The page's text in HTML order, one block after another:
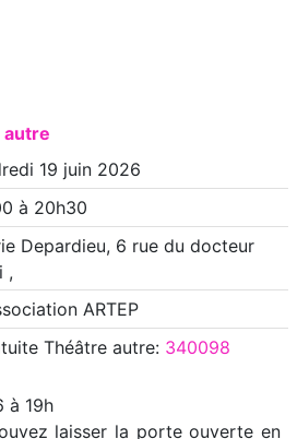
autre
19 juin 2026
à 20h30
Depardieu, 6 rue du docteur
,
ARTEP
Théâtre autre: 340098
à 19h
laisser la porte ouverte en